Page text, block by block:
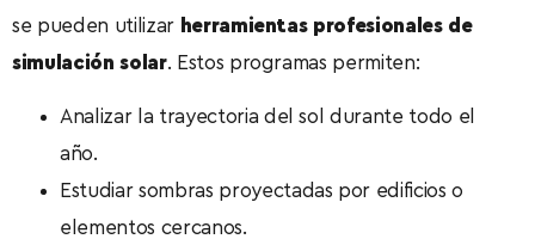
se pueden utilizar herramientas profesionales de
simulación solar. Estos programas permiten:
Analizar la trayectoria del sol durante todo el
año.
Estudiar sombras proyectadas por edificios o
elementos cercanos.